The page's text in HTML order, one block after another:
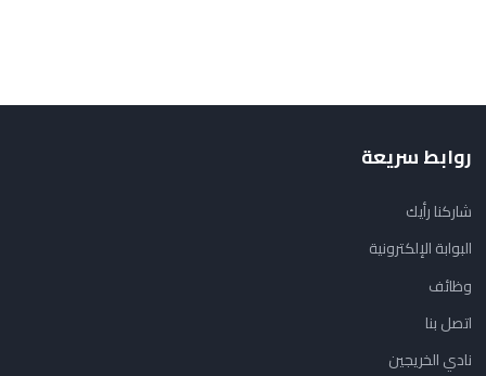
روابط سريعة
شاركنا رأيك
البوابة الإلكترونية
وظائف
اتصل بنا
نادي الخريجين